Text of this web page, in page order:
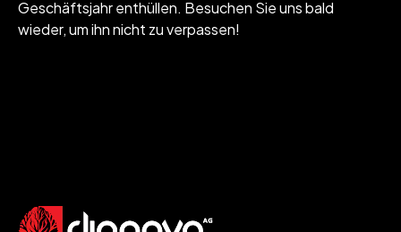
Geschäftsjahr enthüllen. Besuchen Sie uns bald
wieder, um ihn nicht zu verpassen!